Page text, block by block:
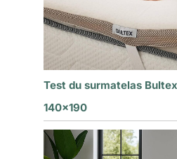
Test du surmatelas
140×190